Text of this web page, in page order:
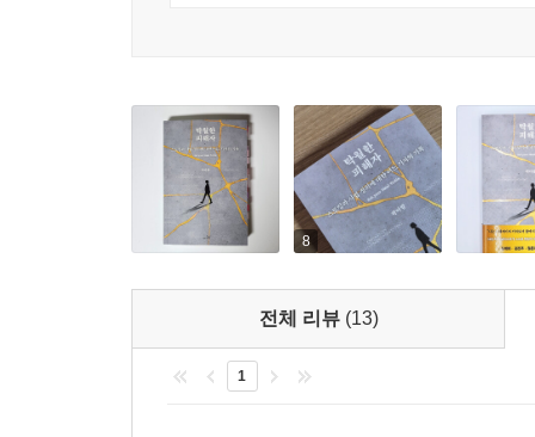
피해자의 탄원서는 피해자가 피고인의 엄벌을
직접 발언할 수 있는 거의 유일한 수단이기도 하
아마 법조인 아닌 대부분의 이들은 이 사실을 모
로 제출한 공문서를 다른 타인도 아닌 가해자에
재판부에 전화를 걸어 탄원서 내용 때문에 협박
은 직원은 답했다. “그건 판사님이 결정하실 일이
이 책은 ‘피해의 연대기(年代記)’인 동시에, 서
피해자들이었다. 저자 역시 “다른 여성들을 지키
이어지며 상황이 이전과는 다르게 흘러가기
살아내”는 이가 바로 ‘탁월한 피해자’라고 말한
한 사람의 고통을 끝까지 외면하지 않는 태도에서
“지금 우리에게 필요한 ‘더 나은 이야기’는 피해
우아한 고발장이 되어 우리에게 도달한다. ‘탁월
고통을 연결해 사회가 들어야 할 증언으로 전한
8
전체 리뷰 (13)
1